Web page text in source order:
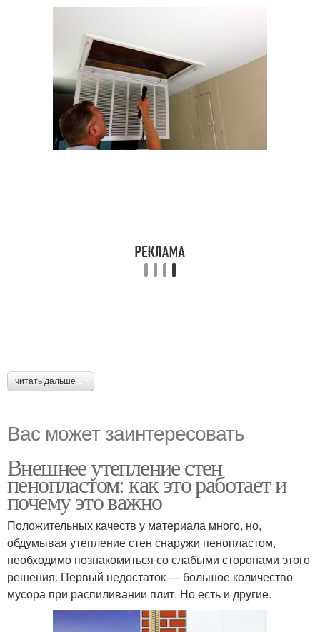
читать дальше →
Вас может заинтересовать
Внешнее утепление стен
пенопластом: как это работает и
почему это важно
Положительных качеств у материала много, но,
обдумывая утепление стен снаружи пенопластом,
необходимо познакомиться со слабыми сторонами этого
решения. Первый недостаток — большое количество
мусора при распиливании плит. Но есть и другие.